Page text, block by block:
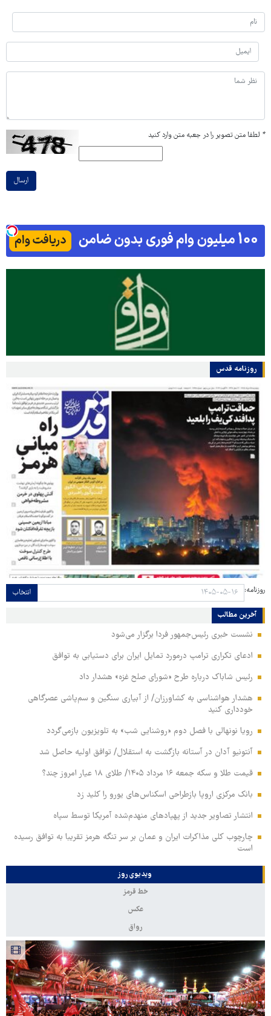
* لطفا متن تصویر را در جعبه متن وارد کنید
ارسال
روزنامه قدس
روزنامه: انتخاب
آخرین مطالب
نشست خبری رئیس‌جمهور فردا برگزار می‌شود
ادعای تکراری ترامپ درمورد تمایل ایران برای دستیابی به توافق
رئیس شاباک درباره طرح «شورای صلح غزه» هشدار داد
هشدار هواشناسی به کشاورزان/ از آبیاری سنگین و سم‌پاشی عصرگاهی
خودداری کنید
رویا نونهالی با فصل دوم «روشنایی شب» به تلویزیون بازمی‌گردد
آنتونیو آدان در آستانه بازگشت به استقلال/ توافق اولیه حاصل شد
قیمت طلا و سکه جمعه ۱۶ مرداد ۱۴۰۵/ طلای ۱۸ عیار امروز چند؟
بانک مرکزی اروپا بازطراحی اسکناس‌های یورو را کلید زد
انتشار تصاویر جدید از پهپادهای منهدم‌شده آمریکا توسط سپاه
چارچوب کلی مذاکرات ایران و عمان بر سر تنگه هرمز تقریبا به توافق رسیده
است
ویدیوی روز
خط قرمز
عکس
رواق